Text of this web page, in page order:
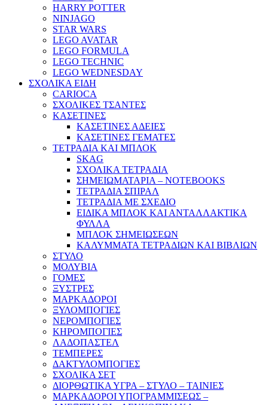
HARRY POTTER
NINJAGO
STAR WARS
LEGO AVATAR
LEGO FORMULA
LEGO TECHNIC
LEGO WEDNESDAY
ΣΧΟΛΙΚΑ ΕΙΔΗ
CARIOCA
ΣΧΟΛΙΚΕΣ ΤΣΑΝΤΕΣ
ΚΑΣΕΤΙΝΕΣ
ΚΑΣΕΤΙΝΕΣ ΑΔΕΙΕΣ
ΚΑΣΕΤΙΝΕΣ ΓΕΜΑΤΕΣ
ΤΕΤΡΑΔΙΑ ΚΑΙ ΜΠΛΟΚ
SKAG
ΣΧΟΛΙΚΑ ΤΕΤΡΑΔΙΑ
ΣΗΜΕΙΩΜΑΤΑΡΙΑ – NOTEBOOKS
ΤΕΤΡΑΔΙΑ ΣΠΙΡΑΛ
ΤΕΤΡΑΔΙΑ ΜΕ ΣΧΕΔΙΟ
ΕΙΔΙΚΑ ΜΠΛΟΚ ΚΑΙ ΑΝΤΑΛΛΑΚΤΙΚΑ
ΦΥΛΛΑ
ΜΠΛΟΚ ΣΗΜΕΙΩΣΕΩΝ
ΚΑΛΥΜΜΑΤΑ ΤΕΤΡΑΔΙΩΝ ΚΑΙ ΒΙΒΛΙΩΝ
ΣΤΥΛΟ
ΜΟΛΥΒΙΑ
ΓΟΜΕΣ
ΞΥΣΤΡΕΣ
ΜΑΡΚΑΔΟΡΟΙ
ΞΥΛΟΜΠΟΓΙΕΣ
ΝΕΡΟΜΠΟΓΙΕΣ
ΚΗΡΟΜΠΟΓΙΕΣ
ΛΑΔΟΠΑΣΤΕΛ
ΤΕΜΠΕΡΕΣ
ΔΑΚΤΥΛΟΜΠΟΓΙΕΣ
ΣΧΟΛΙΚΑ ΣΕΤ
ΔΙΟΡΘΩΤΙΚΑ ΥΓΡΑ – ΣΤΥΛΟ – ΤΑΙΝΙΕΣ
ΜΑΡΚΑΔΟΡΟΙ ΥΠΟΓΡΑΜΜΙΣΕΩΣ –